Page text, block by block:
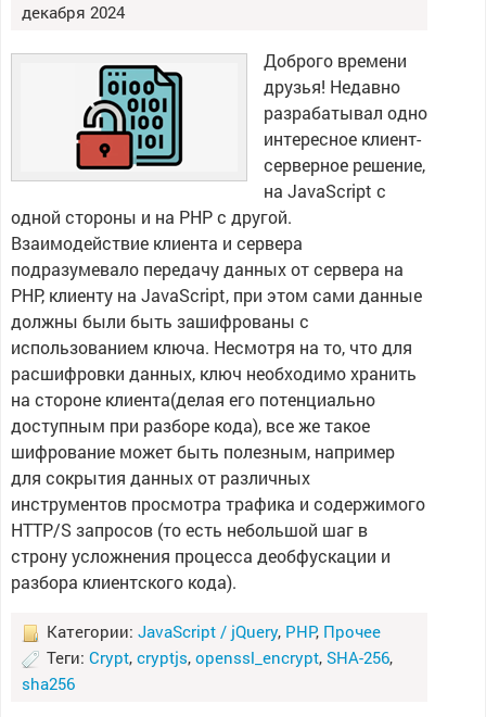
декабря 2024
Доброго времени
друзья! Недавно
разрабатывал одно
интересное клиент-
серверное решение,
на JavaScript с
одной стороны и на PHP с другой.
Взаимодействие клиента и сервера
подразумевало передачу данных от сервера на
PHP, клиенту на JavaScript, при этом сами данные
должны были быть зашифрованы с
использованием ключа. Несмотря на то, что для
расшифровки данных, ключ необходимо хранить
на стороне клиента(делая его потенциально
доступным при разборе кода), все же такое
шифрование может быть полезным, например
для сокрытия данных от различных
инструментов просмотра трафика и содержимого
HTTP/S запросов (то есть небольшой шаг в
строну усложнения процесса деобфускации и
разбора клиентского кода).
Категории: JavaScript / jQuery, PHP, Прочее
Теги: Crypt, cryptjs, openssl_encrypt, SHA-256,
sha256